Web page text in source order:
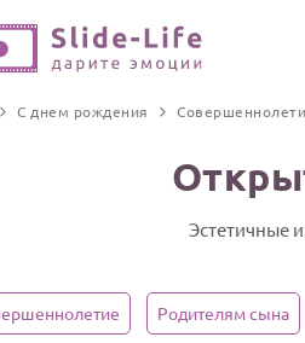
С днем рождения
Эстетичные
Родителям сына